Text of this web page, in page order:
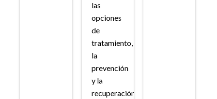
las
opciones
de
tratamiento,
la
prevención
y la
recuperación.